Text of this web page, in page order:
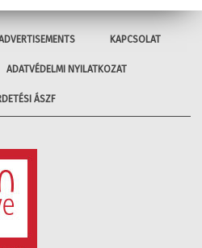
KAPCSOLAT
ADATVÉDELMI NYILATKOZAT
ÁSZF